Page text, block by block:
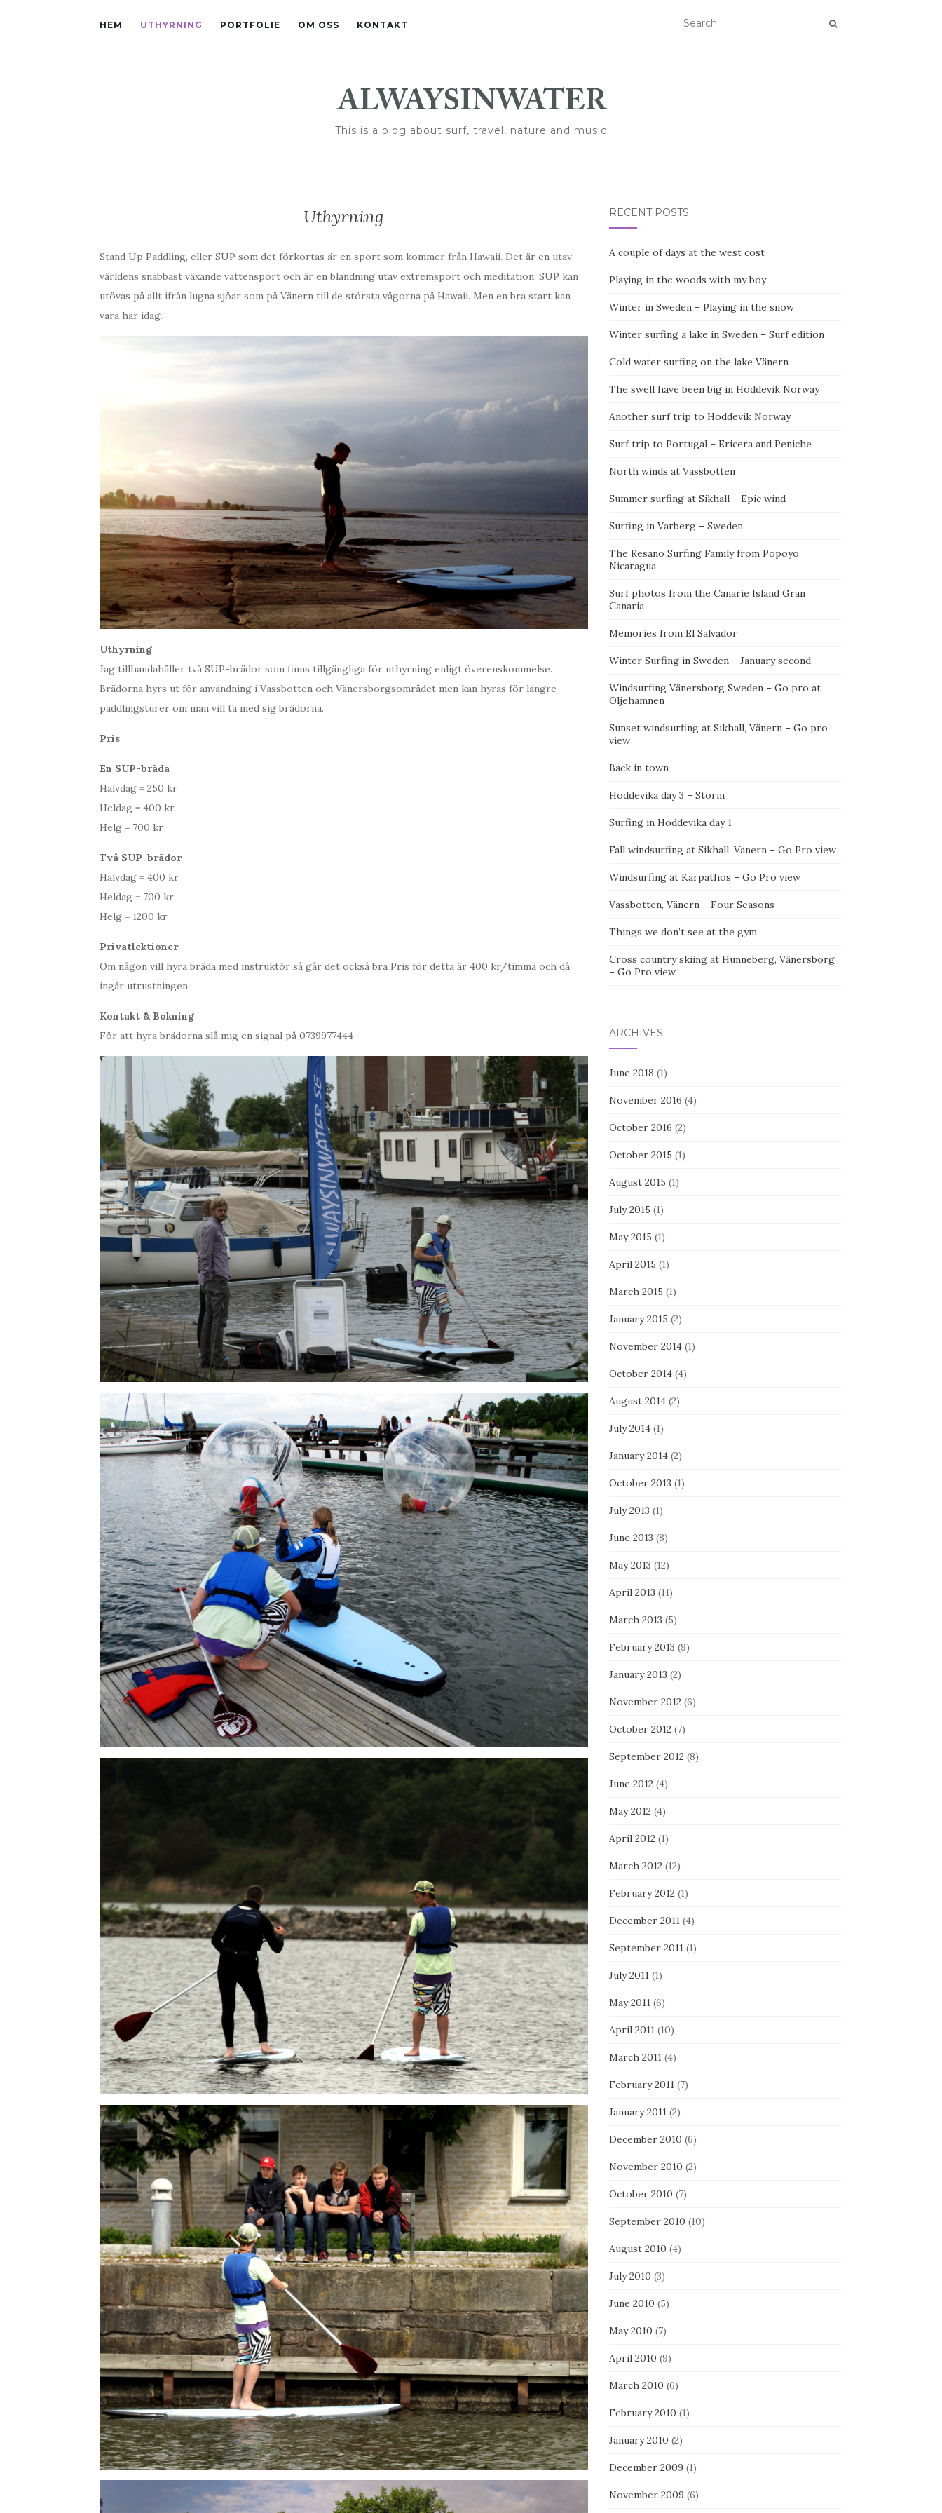
HEM UTHYRNING PORTFOLIE OM OSS KONTAKT
This is a blog about surf, travel, nature and music
Uthyrning
Stand Up Paddling, eller SUP som det förkortas är en sport som kommer från Hawaii. Det är en utav
världens snabbast växande vattensport och är en blandning utav extremsport och meditation. SUP kan
utövas på allt ifrån lugna sjöar som på Vänern till de största vågorna på Hawaii. Men en bra start kan
vara här idag.
Uthyrning
Jag tillhandahåller två SUP-brädor som finns tillgängliga för uthyrning enligt överenskommelse.
Brädorna hyrs ut för användning i Vassbotten och Vänersborgsområdet men kan hyras för längre
paddlingsturer om man vill ta med sig brädorna.
Pris
En SUP-bräda
Halvdag = 250 kr
Heldag = 400 kr
Helg = 700 kr
Två SUP-brädor
Halvdag = 400 kr
Heldag = 700 kr
Helg = 1200 kr
Privatlektioner
Om någon vill hyra bräda med instruktör så går det också bra Pris för detta är 400 kr/timma och då
ingår utrustningen.
Kontakt & Bokning
För att hyra brädorna slå mig en signal på 0739977444
RECENT POSTS
A couple of days at the west cost
Playing in the woods with my boy
Winter in Sweden – Playing in the snow
Winter surfing a lake in Sweden – Surf edition
Cold water surfing on the lake Vänern
The swell have been big in Hoddevik Norway
Another surf trip to Hoddevik Norway
Surf trip to Portugal – Ericera and Peniche
North winds at Vassbotten
Summer surfing at Sikhall – Epic wind
Surfing in Varberg – Sweden
The Resano Surfing Family from Popoyo
Nicaragua
Surf photos from the Canarie Island Gran
Canaria
Memories from El Salvador
Winter Surfing in Sweden – January second
Windsurfing Vänersborg Sweden – Go pro at
Oljehamnen
Sunset windsurfing at Sikhall, Vänern – Go pro
view
Back in town
Hoddevika day 3 – Storm
Surfing in Hoddevika day 1
Fall windsurfing at Sikhall, Vänern – Go Pro view
Windsurfing at Karpathos – Go Pro view
Vassbotten, Vänern – Four Seasons
Things we don’t see at the gym
Cross country skiing at Hunneberg, Vänersborg
– Go Pro view
ARCHIVES
June 2018 (1)
November 2016 (4)
October 2016 (2)
October 2015 (1)
August 2015 (1)
July 2015 (1)
May 2015 (1)
April 2015 (1)
March 2015 (1)
January 2015 (2)
November 2014(1)
October 2014(4)
August 2014(2)
July 2014(1)
January 2014(2)
October 2013 (1)
July 2013 (1)
June 2013 (8)
May 2013 (12)
April 2013 (11)
March 2013 (5)
February 2013 (9)
January 2013 (2)
November 2012(6)
October 2012(7)
September 2012(8)
June 2012(4)
May 2012(4)
April 2012(1)
March 2012(12)
February 2012(1)
December 2011(4)
September 2011(1)
July 2011(1)
May 2011(6)
April 2011(10)
March 2011(4)
February 2011(7)
January 2011(2)
December 2010 (6)
November 2010 (2)
October 2010 (7)
September 2010 (10)
August 2010 (4)
July 2010 (3)
June 2010 (5)
May 2010 (7)
April 2010 (9)
March 2010 (6)
February 2010 (1)
January 2010 (2)
December 2009 (1)
November 2009 (6)